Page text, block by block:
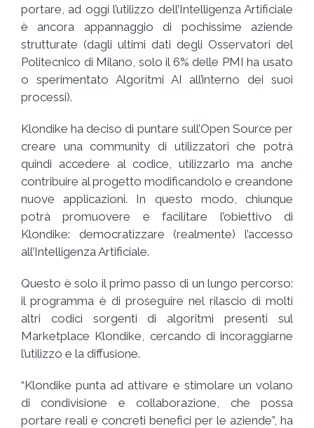
portare, ad oggi l’utilizzo dell’Intelligenza Artificiale
è ancora appannaggio di pochissime aziende
strutturate (dagli ultimi dati degli Osservatori del
Politecnico di Milano, solo il 6% delle PMI ha usato
o sperimentato Algoritmi AI all’interno dei suoi
processi).
Klondike ha deciso di puntare sull’Open Source per
creare una community di utilizzatori che potrà
quindi accedere al codice, utilizzarlo ma anche
contribuire al progetto modificandolo e creandone
nuove applicazioni. In questo modo, chiunque
potrà promuovere e facilitare l’obiettivo di
Klondike: democratizzare (realmente) l’accesso
all’Intelligenza Artificiale.
Questo è solo il primo passo di un lungo percorso:
il programma è di proseguire nel rilascio di molti
altri codici sorgenti di algoritmi presenti sul
Marketplace Klondike, cercando di incoraggiarne
l’utilizzo e la diffusione.
“Klondike punta ad attivare e stimolare un volano
di condivisione e collaborazione, che possa
portare reali e concreti benefici per le aziende”, ha